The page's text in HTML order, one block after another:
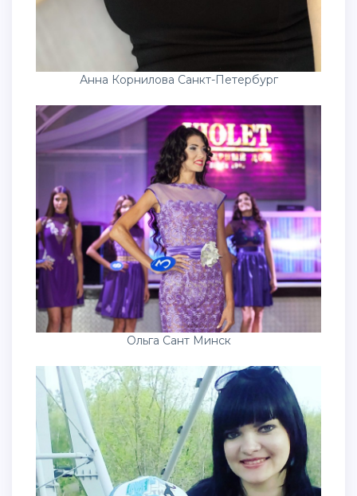
Анна Корнилова Санкт-Петербург
Ольга Сант Минск